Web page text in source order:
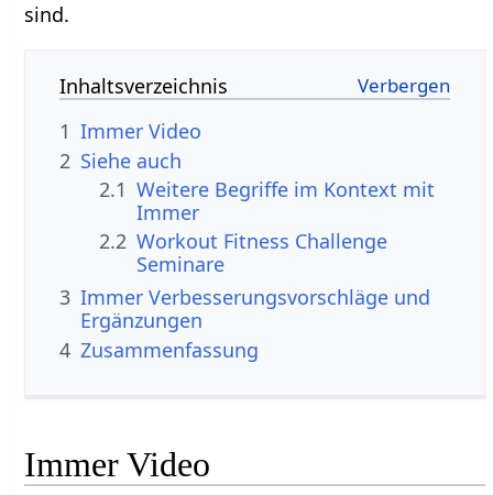
sind.
Inhaltsverzeichnis
1
Immer‏‎ Video
2 Siehe auch
2.1 Weitere Begriffe im Kontext mit
2.2 Workout Fitness Challenge
Seminare
3 Immer‏‎ Verbesserungsvorschläge und
Ergänzungen
4 Zusammenfassung
Immer‏‎ Video